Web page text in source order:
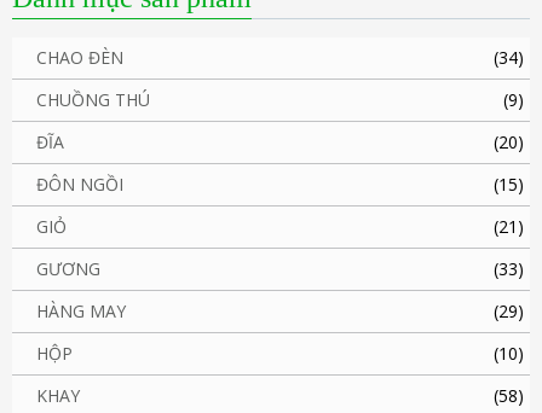
CHAO ĐÈN
(34)
CHUỒNG THÚ
(9)
ĐĨA
(20)
ĐÔN NGỒI
(15)
GIỎ
(21)
GƯƠNG
(33)
HÀNG MAY
(29)
HỘP
(10)
KHAY
(58)